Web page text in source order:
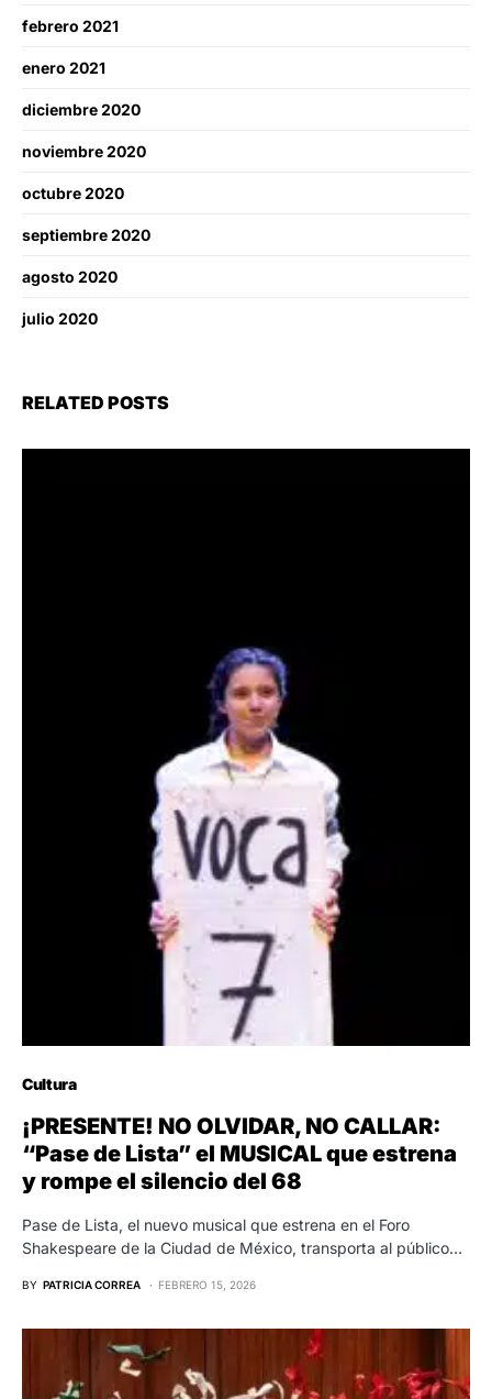
febrero 2021
enero 2021
diciembre 2020
noviembre 2020
octubre 2020
septiembre 2020
agosto 2020
julio 2020
RELATED POSTS
Cultura
¡PRESENTE! NO OLVIDAR, NO CALLAR:
“Pase de Lista” el MUSICAL que estrena
y rompe el silencio del 68
Pase de Lista, el nuevo musical que estrena en el Foro
Shakespeare de la Ciudad de México, transporta al público…
BY PATRICIA CORREA FEBRERO 15, 2026